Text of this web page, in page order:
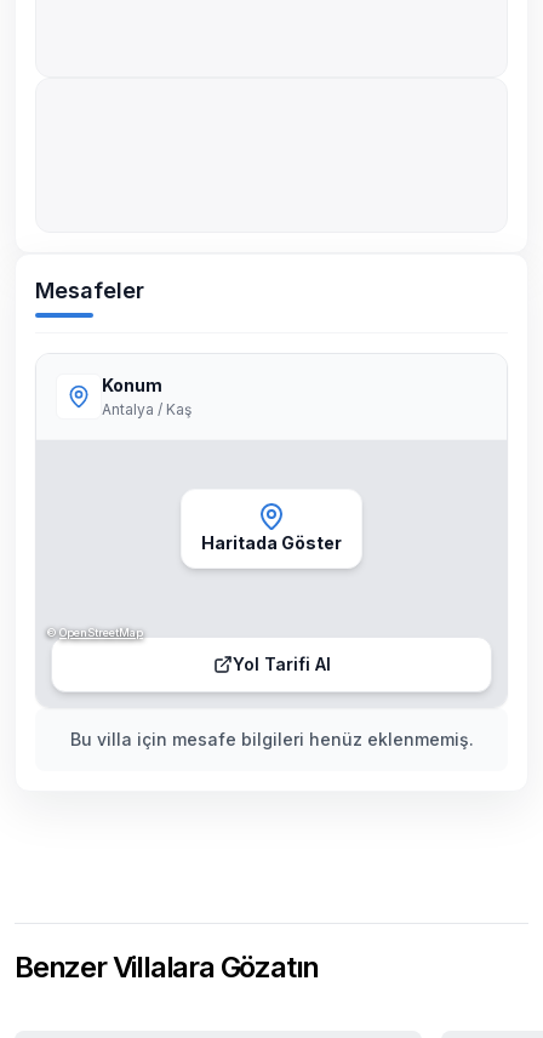
Mesafeler
Bu villa için mesafe bilgileri henüz eklenmemiş.
Konum
Antalya / Kaş
Haritada Göster
Yol Tarifi Al
©OpenStreetMap
Benzer Villalara Gözatın